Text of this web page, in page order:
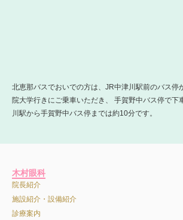
北恵那バスでおいでの方は、JR中津川駅前のバス停
院大学行きにご乗車いただき、 手賀野中バス停で下
川駅から手賀野中バス停までは約10分です。
木村眼科
院長紹介
施設紹介・設備紹介
診療案内